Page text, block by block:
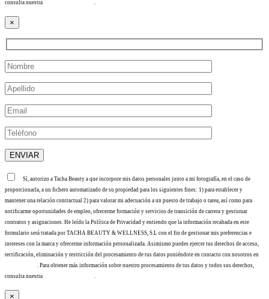
consulta nuestra
.
×
Sí, autorizo a Tacha Beauty a que incorpore mis datos personales junto a mi fotografía, en el caso de
proporcionarla, a un fichero automatizado de su propiedad para los siguientes fines: 1) para establecer y
mantener una relación contractual 2) para valorar mi adecuación a un puesto de trabajo o tarea, así como para
notificarme oportunidades de empleo, ofrecerme formación y servicios de transición de carrera y gestionar
contratos y asignaciones. He leído la Política de Privacidad y entiendo que la información recabada en este
formulario será tratada por TACHA BEAUTY & WELLNESS, S.L con el fin de gestionar mis preferencias e
intereses con la marca y ofrecerme información personalizada. Asimismo puedes ejercer tus derechos de acceso,
rectificación, eliminación y restricción del procesamiento de tus datos poniéndote en contacto con nosotros en
. Para obtener más información sobre nuestro procesamiento de tus datos y todos sus derechos,
consulta nuestra
×